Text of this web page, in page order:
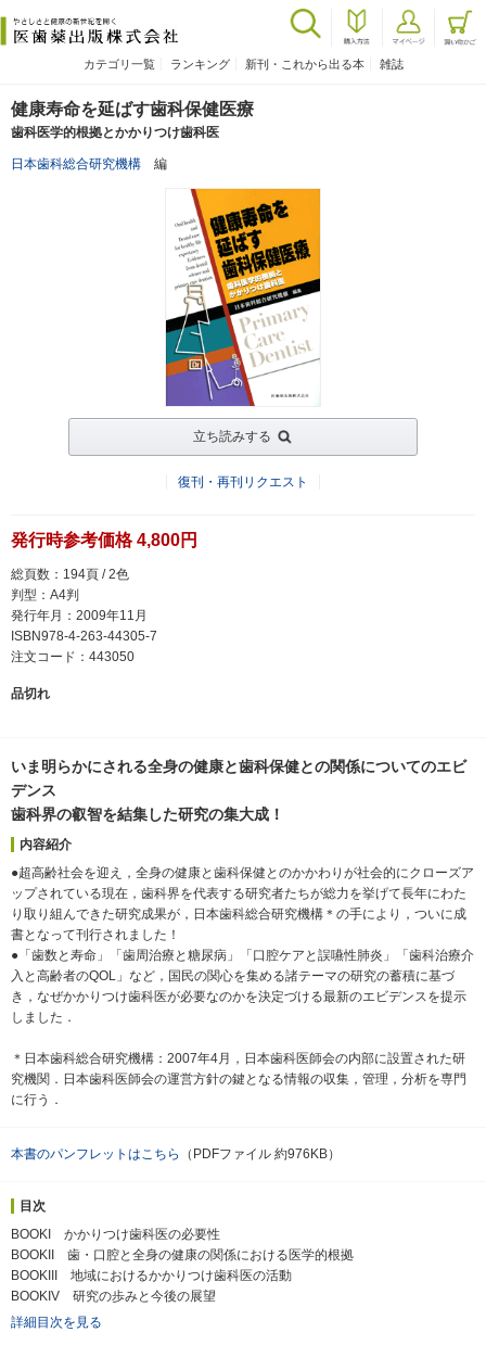
カテゴリ一覧 ランキング 新刊・これから出る本 雑誌
健康寿命を延ばす歯科保健医療
歯科医学的根拠とかかりつけ歯科医
日本歯科総合研究機構 編
立ち読みする
復刊・再刊リクエスト
発行時参考価格 4,800円
総頁数：194頁 / 2色
判型：A4判
発行年月：2009年11月
ISBN978-4-263-44305-7
注文コード：443050
品切れ
いま明らかにされる全身の健康と歯科保健との関係についてのエビ
デンス
歯科界の叡智を結集した研究の集大成！
内容紹介
●超高齢社会を迎え，全身の健康と歯科保健とのかかわりが社会的にクローズア
ップされている現在，歯科界を代表する研究者たちが総力を挙げて長年にわた
り取り組んできた研究成果が，日本歯科総合研究機構＊の手により，ついに成
書となって刊行されました！
●「歯数と寿命」「歯周治療と糖尿病」「口腔ケアと誤嚥性肺炎」「歯科治療介
入と高齢者のQOL」など，国民の関心を集める諸テーマの研究の蓄積に基づ
き，なぜかかりつけ歯科医が必要なのかを決定づける最新のエビデンスを提示
しました．
＊日本歯科総合研究機構：2007年4月，日本歯科医師会の内部に設置された研
究機関．日本歯科医師会の運営方針の鍵となる情報の収集，管理，分析を専門
に行う．
本書のパンフレットはこちら （PDFファイル 約976KB）
目次
BOOKI かかりつけ歯科医の必要性
BOOKII 歯・口腔と全身の健康の関係における医学的根拠
BOOKIII 地域におけるかかりつけ歯科医の活動
BOOKIV 研究の歩みと今後の展望
詳細目次を見る